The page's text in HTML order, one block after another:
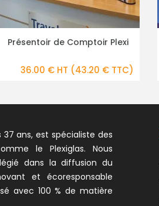
PLUS DE DÉTAILS
Présentoir Flyers
90.00 € HT (108.00 € TTC)
ans, est spécialiste des
le Plexiglas. Nous
dans la diffusion du
et écoresponsable
avec 100 % de matière